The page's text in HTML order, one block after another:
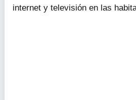
internet y televisión en las